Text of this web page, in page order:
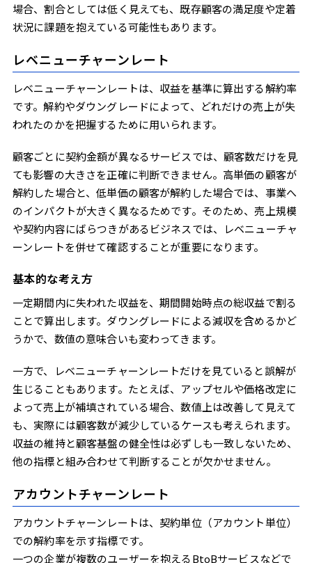
場合、割合としては低く見えても、既存顧客の満足度や定着
状況に課題を抱えている可能性もあります。
レベニューチャーンレート
レベニューチャーンレートは、収益を基準に算出する解約率
です。解約やダウングレードによって、どれだけの売上が失
われたのかを把握するために用いられます。
顧客ごとに契約金額が異なるサービスでは、顧客数だけを見
ても影響の大きさを正確に判断できません。高単価の顧客が
解約した場合と、低単価の顧客が解約した場合では、事業へ
のインパクトが大きく異なるためです。そのため、売上規模
や契約内容にばらつきがあるビジネスでは、レベニューチャ
ーンレートを併せて確認することが重要になります。
基本的な考え方
一定期間内に失われた収益を、期間開始時点の総収益で割る
ことで算出します。ダウングレードによる減収を含めるかど
うかで、数値の意味合いも変わってきます。
一方で、レベニューチャーンレートだけを見ていると誤解が
生じることもあります。たとえば、アップセルや価格改定に
よって売上が補填されている場合、数値上は改善して見えて
も、実際には顧客数が減少しているケースも考えられます。
収益の維持と顧客基盤の健全性は必ずしも一致しないため、
他の指標と組み合わせて判断することが欠かせません。
アカウントチャーンレート
アカウントチャーンレートは、契約単位（アカウント単位）
での解約率を示す指標です。
一つの企業が複数のユーザーを抱えるBtoBサービスなどで